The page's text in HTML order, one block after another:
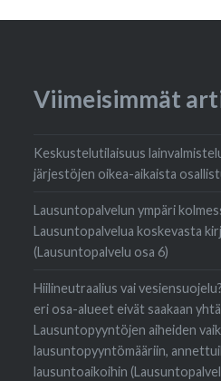
Viimeisimmät
Keskustelutilaisuus
järjestöjen oikea-aikaista
Lausuntopalvelun ympäri
Lausuntopalvelua koskevasta
(Lausuntopalvelu osa 6)
Hiilineutraalius vai
eri osa-alueet eivät saakaan
Lausuntopyyntöjen aiheiden
lausuntopyyntömääriin,
lausuntoaikoihin